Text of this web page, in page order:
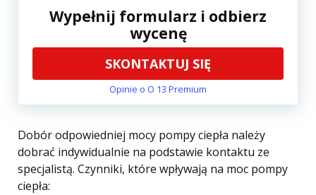
Wypełnij formularz i odbierz
wycenę
SKONTAKTUJ SIĘ
Opinie o O 13 Premium
Dobór odpowiedniej mocy pompy ciepła należy
dobrać indywidualnie na podstawie kontaktu ze
specjalistą. Czynniki, które wpływają na moc pompy
ciepła: